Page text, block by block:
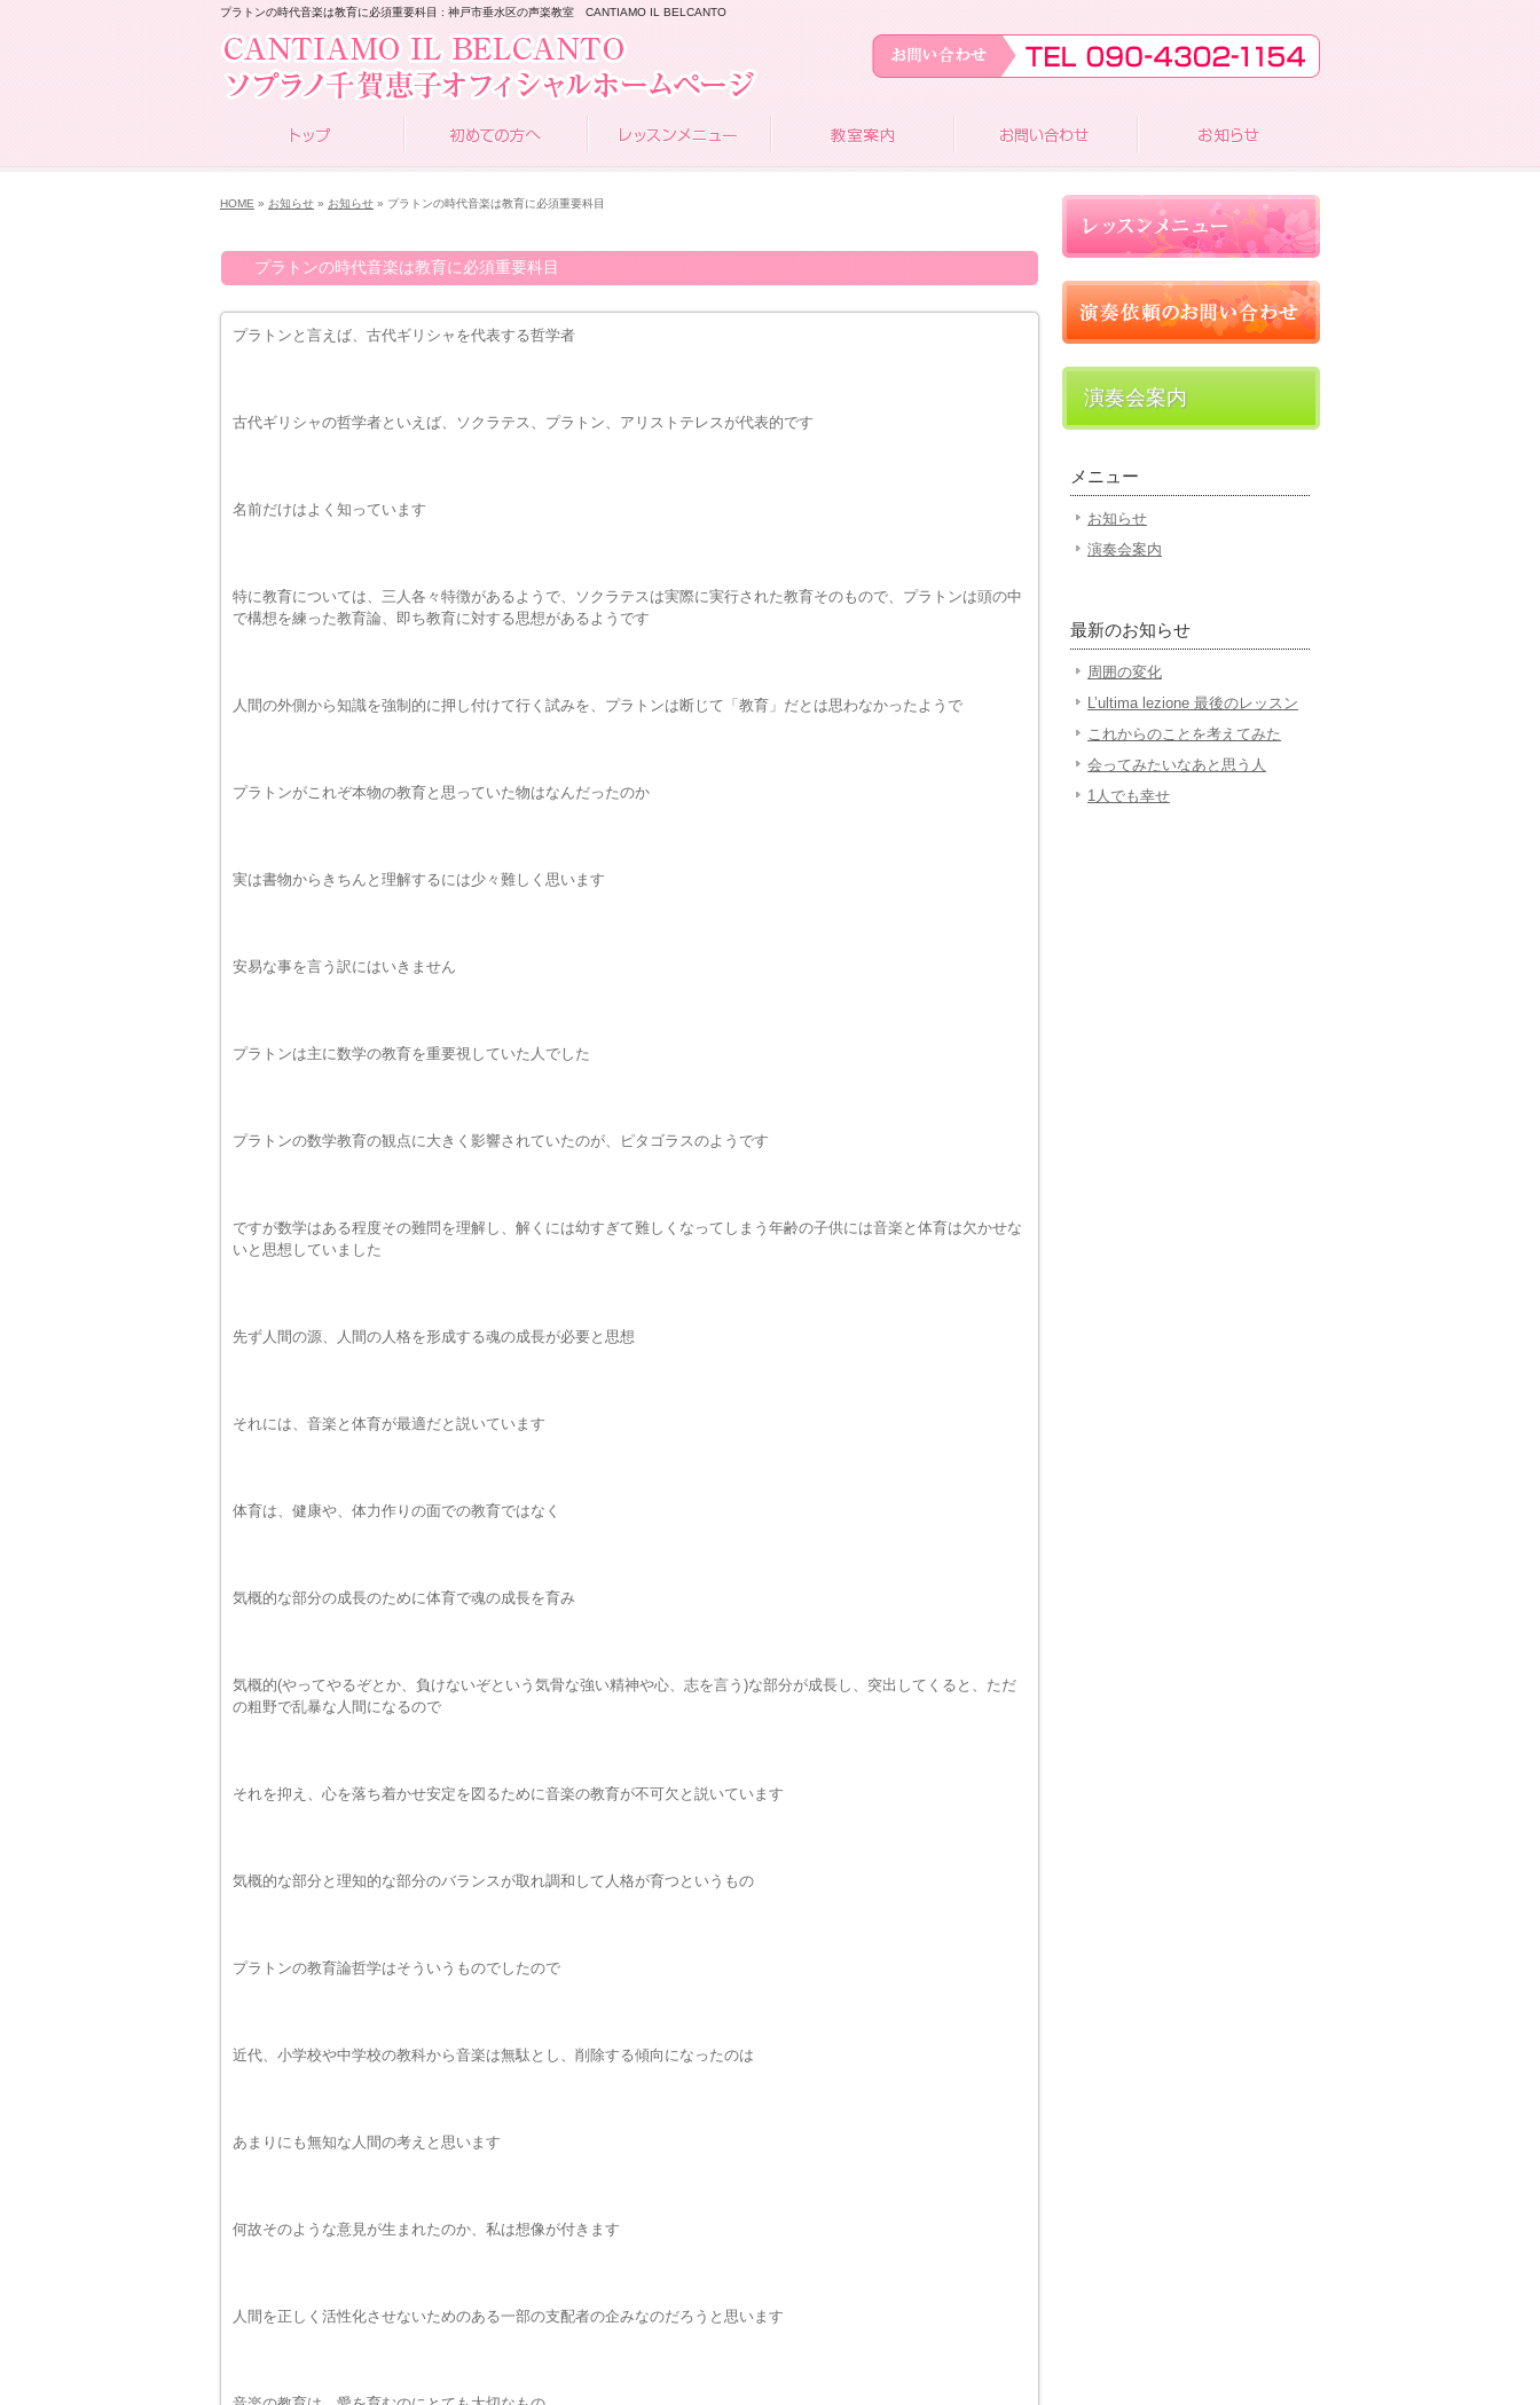
プラトンの時代音楽は教育に必須重要科目 : 神戸市垂水区の声楽教室 CANTIAMO IL BELCANTO
HOME » お知らせ » お知らせ » プラトンの時代音楽は教育に必須重要科目
プラトンの時代音楽は教育に必須重要科目
プラトンと言えば、古代ギリシャを代表する哲学者
古代ギリシャの哲学者といえば、ソクラテス、プラトン、アリストテレスが代表的です
名前だけはよく知っています
特に教育については、三人各々特徴があるようで、ソクラテスは実際に実行された教育そのもので、プラトンは頭の中
で構想を練った教育論、即ち教育に対する思想があるようです
人間の外側から知識を強制的に押し付けて行く試みを、プラトンは断じて「教育」だとは思わなかったようで
プラトンがこれぞ本物の教育と思っていた物はなんだったのか
実は書物からきちんと理解するには少々難しく思います
安易な事を言う訳にはいきません
プラトンは主に数学の教育を重要視していた人でした
プラトンの数学教育の観点に大きく影響されていたのが、ピタゴラスのようです
ですが数学はある程度その難問を理解し、解くには幼すぎて難しくなってしまう年齢の子供には音楽と体育は欠かせな
いと思想していました
先ず人間の源、人間の人格を形成する魂の成長が必要と思想
それには、音楽と体育が最適だと説いています
体育は、健康や、体力作りの面での教育ではなく
気概的な部分の成長のために体育で魂の成長を育み
気概的(やってやるぞとか、負けないぞという気骨な強い精神や心、志を言う)な部分が成長し、突出してくると、ただ
の粗野で乱暴な人間になるので
それを抑え、心を落ち着かせ安定を図るために音楽の教育が不可欠と説いています
気概的な部分と理知的な部分のバランスが取れ調和して人格が育つというもの
プラトンの教育論哲学はそういうものでしたので
近代、小学校や中学校の教科から音楽は無駄とし、削除する傾向になったのは
あまりにも無知な人間の考えと思います
何故そのような意見が生まれたのか、私は想像が付きます
人間を正しく活性化させないためのある一部の支配者の企みなのだろうと思います
演奏会案内
メニュー
お知らせ
演奏会案内
最新のお知らせ
周囲の変化
L’ultima lezione 最後のレッスン
これからのことを考えてみた
会ってみたいなあと思う人
1人でも幸せ